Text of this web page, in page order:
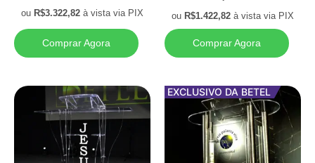
ou R$3.322,82 à vista via PIX
Comprar Agora
ou R$1.422,82 à vista via PIX
Comprar Agora
EXCLUSIVO DA BETEL